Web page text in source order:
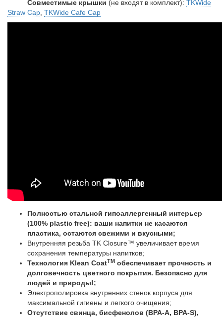
Совместимые крышки (не входят в комплект): TKWide
Straw Cap TKWide Cafe Cap
Полностью стальной гипоаллергенный интерьер
(100% plastic free): ваши напитки не касаются
пластика, остаются свежими и вкусными;
Внутренняя резьба TK Closure™ увеличивает время
сохранения температуры напитков;
Технология Klean CoatTM обеспечивает прочность и
долговечность цветного покрытия. Безопасно для
людей и природы!;
Электрополировка внутренних стенок корпуса для
максимальной гигиены и легкого очищения;
Отсутствие свинца, бисфенолов (BPA-A, BPA-S),